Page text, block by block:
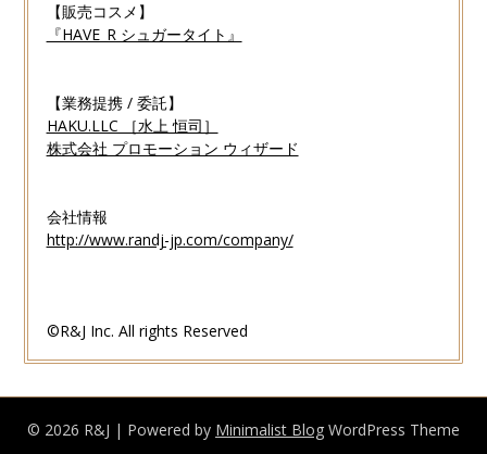
【販売コスメ】
『HAVE_R シュガータイト』
【業務提携 / 委託】
HAKU.LLC ［水上 恒司］
株式会社 プロモーション ウィザード
会社情報
http://www.randj-jp.com/company/
©R&J Inc. All rights Reserved
© 2026 R&J | Powered by Minimalist Blog WordPress Theme